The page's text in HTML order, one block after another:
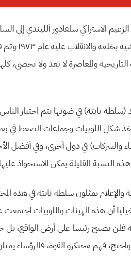
ففي عام 1970 وصل الزعیم الاشتراكي سلفادور
ثم قامت السلطة
والمعاصرة لا تعد ولا تحصى،
ثابتة) في ضوئها یتم اختیار
تأخذ شكل اللوبیات وجماعات الضغط
والشركات) في دول أخرى، وفي أفضل
النسبة القلیلة یمكن الاستحواذ علیها
یمثلون سلطة ثابتة في هذه
تخیلیا أن هذه الهیئات واللوبیات
یصبح رئیسا على أرض الواقع، بل
فهم محتكرو القوة، فالرؤساء